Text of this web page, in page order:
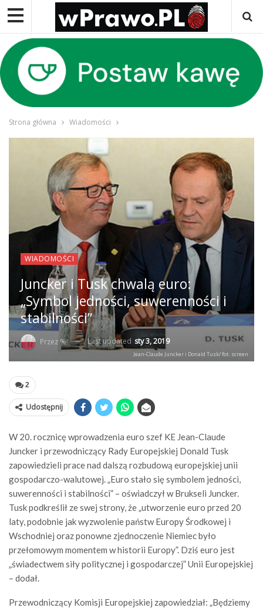
Strona główna Wiadomości
WIADOMOŚCI
Juncker i Tusk chwalą euro:
„Symbol jedności, suwerenności i
stabilności”
Przez % Last updated sty 3, 2019
Jean-Claude Juncker i Donald Tusk/ fot. screen
2
Udostępnij
W 20. rocznicę wprowadzenia euro szef KE Jean-Claude
Juncker i przewodniczący Rady Europejskiej Donald Tusk
zapowiedzieli prace nad dalszą rozbudową europejskiej unii
gospodarczo-walutowej. „Euro stało się symbolem jedności,
suwerenności i stabilności” – oświadczył w Brukseli Juncker.
Tusk podkreślił ze swej strony, że „utworzenie euro przed 20
laty, podobnie jak wyzwolenie państw Europy Środkowej i
Wschodniej oraz ponowne zjednoczenie Niemiec było
przełomowym momentem w historii Europy”. Dziś euro jest
„świadectwem siły politycznej i gospodarczej” Unii Europejskiej
– dodał.
Przewodniczący Komisji Europejskiej zapowiedział: „Będziemy